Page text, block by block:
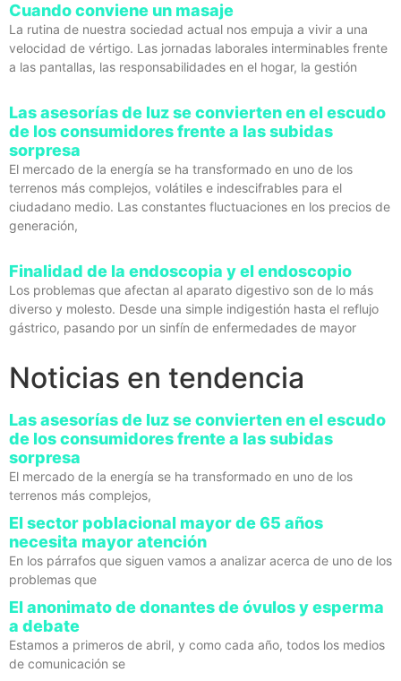
Cuando conviene un masaje
La rutina de nuestra sociedad actual nos empuja a vivir a una
velocidad de vértigo. Las jornadas laborales interminables frente
a las pantallas, las responsabilidades en el hogar, la gestión
Las asesorías de luz se convierten en el escudo
de los consumidores frente a las subidas
sorpresa
El mercado de la energía se ha transformado en uno de los
terrenos más complejos, volátiles e indescifrables para el
ciudadano medio. Las constantes fluctuaciones en los precios de
generación,
Finalidad de la endoscopia y el endoscopio
Los problemas que afectan al aparato digestivo son de lo más
diverso y molesto. Desde una simple indigestión hasta el reflujo
gástrico, pasando por un sinfín de enfermedades de mayor
Noticias en tendencia
Las asesorías de luz se convierten en el escudo
de los consumidores frente a las subidas
sorpresa
El mercado de la energía se ha transformado en uno de los
terrenos más complejos,
El sector poblacional mayor de 65 años
necesita mayor atención
En los párrafos que siguen vamos a analizar acerca de uno de los
problemas que
El anonimato de donantes de óvulos y esperma
a debate
Estamos a primeros de abril, y como cada año, todos los medios
de comunicación se